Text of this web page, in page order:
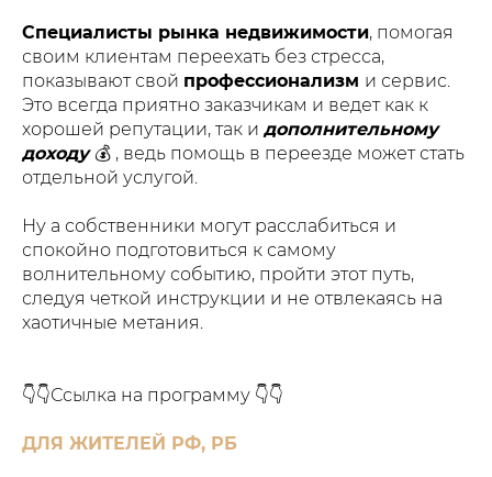
Специалисты рынка недвижимости, помогая
своим клиентам переехать без стресса,
показывают свой профессионализм и сервис.
Это всегда приятно заказчикам и ведет как к
хорошей репутации, так и дополнительному
доходу 💰 , ведь помощь в переезде может стать
отдельной услугой.
Ну а собственники могут расслабиться и
спокойно подготовиться к самому
волнительному событию, пройти этот путь,
следуя четкой инструкции и не отвлекаясь на
хаотичные метания.
👇👇Ссылка на программу 👇👇
ДЛЯ ЖИТЕЛЕЙ РФ, РБ